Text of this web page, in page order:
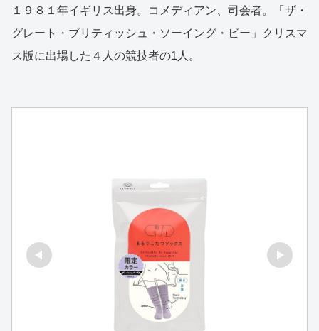
１９８１年イギリス出身。コメディアン、司会者。「ザ・
グレート・ブリティッシュ・ソーイング・ビー」クリスマ
ス版に出場した４人の競技者の1人。